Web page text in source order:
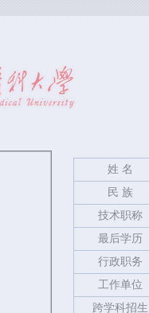
姓 名
民 族
技术职称
最后学历
行政职务
工作单位
跨学科招生